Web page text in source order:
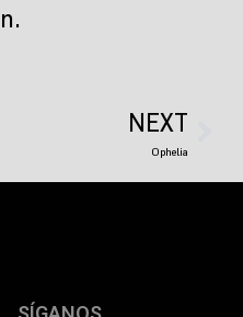
NEXT
Ophelia